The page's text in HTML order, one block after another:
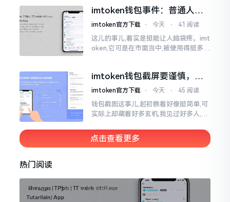
急得连连跺脚。实际上讲
imtoken钱包事件：普通人该
咋办？
imtoken官方下载 ⋅ 今天 ⋅ 41 阅读
这儿的事儿,着实是挺能让人脑袋疼。imt
oken,它可是在市面当中,被使用得挺多的
imtoken钱包截屏要谨慎，别
把隐私当儿戏
imtoken官方下载 ⋅ 今天 ⋅ 45 阅读
钱包截图这事儿,起初瞧着好像挺简单,可
实际上却藏着好多玄机,我见过好多人,总
者群聊里,结果账号被盗,资产也没了,要晓
得
点击查看更多
热门阅读